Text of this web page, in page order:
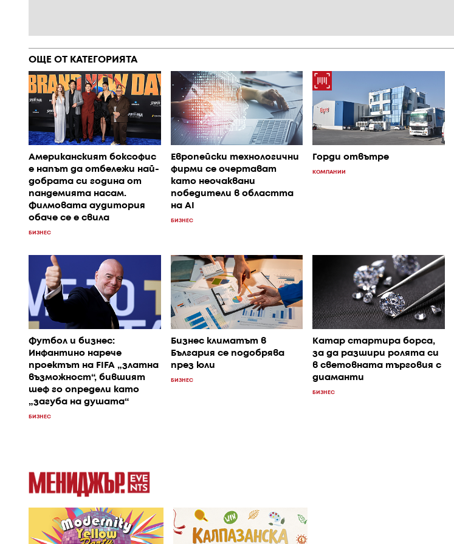
ОЩЕ ОТ КАТЕГОРИЯТА
Американският боксофис
е напът да отбележи най-
добрата си година от
пандемията насам.
Филмовата аудитория
обаче се е свила
БИЗНЕС
Европейски технологични
фирми се очертават
като неочаквани
победители в областта
на AI
БИЗНЕС
Горди отвътре
КОМПАНИИ
Футбол и бизнес:
Инфантино нарече
проектът на FIFA „златна
възможност“, бившият
шеф го определи като
„загуба на душата“
БИЗНЕС
Бизнес климатът в
България се подобрява
през юли
БИЗНЕС
Катар стартира борса,
за да разшири ролята си
в световната търговия с
диаманти
БИЗНЕС